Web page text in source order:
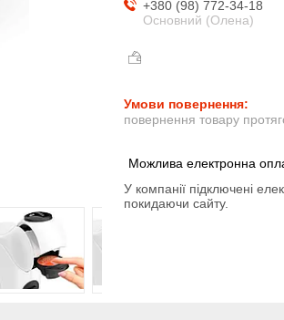
+380 (98) 772-34-18
Основний (Олена)
повернення товару
У компанії підключені
покидаючи сайту.